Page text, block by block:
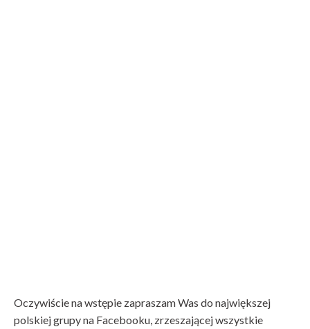
Oczywiście na wstępie zapraszam Was do największej
polskiej grupy na Facebooku, zrzeszającej wszystkie